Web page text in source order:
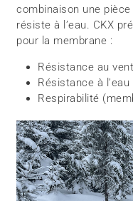
combinaison une
résiste à l’eau. CKX
pour la membrane :
Résistance au
Résistance à
Respirabilité